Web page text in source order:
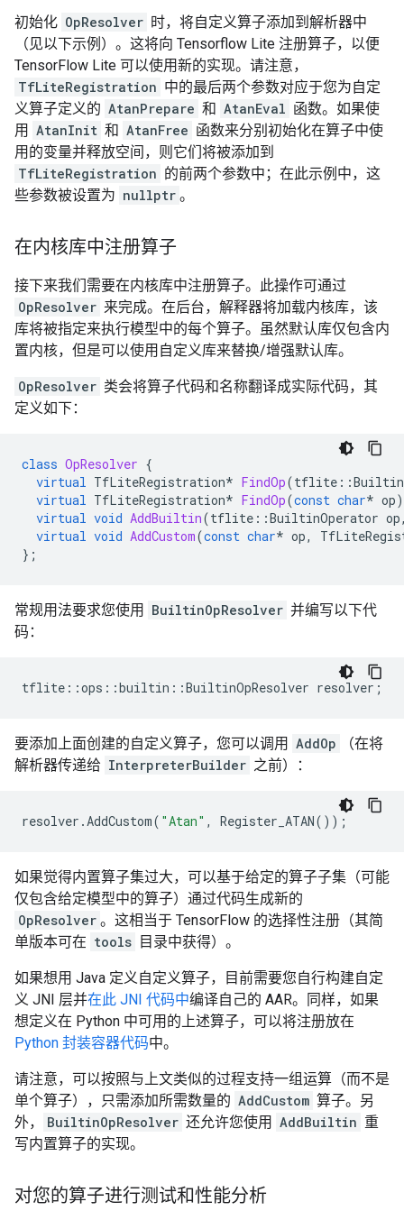
初始化 OpResolver 时，将自定义算子添加到解析器中
（见以下示例）。这将向 Tensorflow Lite 注册算子，以便
TensorFlow Lite 可以使用新的实现。请注意，
TfLiteRegistration 中的最后两个参数对应于您为自定
义算子定义的 AtanPrepare 和 AtanEval 函数。如果使
用 AtanInit 和 AtanFree 函数来分别初始化在算子中使
用的变量并释放空间，则它们将被添加到
TfLiteRegistration 的前两个参数中；在此示例中，这
些参数被设置为 nullptr 。
在内核库中注册算子
接下来我们需要在内核库中注册算子。此操作可通过
OpResolver 来完成。在后台，解释器将加载内核库，该
库将被指定来执行模型中的每个算子。虽然默认库仅包含内
置内核，但是可以使用自定义库来替换/增强默认库。
OpResolver 类会将算子代码和名称翻译成实际代码，其
定义如下：
class OpResolver {
virtual TfLiteRegistration* FindOp(tflite ::
virtual TfLiteRegistration* FindOp(const char* op)
virtual void AddBuiltin(tflite ::BuiltinOperator op
virtual void AddCustom(const char* op,
};
常规用法要求您使用 BuiltinOpResolver 并编写以下代
码：
tflite ::ops ::builtin ::BuiltinOpResolver resolver ;
要添加上面创建的自定义算子，您可以调用 AddOp
（在将
解析器传递给 InterpreterBuilder 之前）：
resolver .AddCustom( "Atan" , Register_ATAN());
如果觉得内置算子集过大，可以基于给定的算子子集（可能
仅包含给定模型中的算子）通过代码生成新的
OpResolver 。这相当于 TensorFlow 的选择性注册（其简
单版本可在 tools 目录中获得）。
如果想用 Java 定义自定义算子，目前需要您自行构建自定
义 JNI 层并在此 JNI 代码中编译自己的 AAR。同样，如果
想定义在 Python 中可用的上述算子，可以将注册放在
Python 封装容器代码中。
请注意，可以按照与上文类似的过程支持一组运算（而不是
单个算子），只需添加所需数量的 AddCustom 算子。另
外，
BuiltinOpResolver 还允许您使用 AddBuiltin 重
写内置算子的实现。
对您的算子进行测试和性能分析